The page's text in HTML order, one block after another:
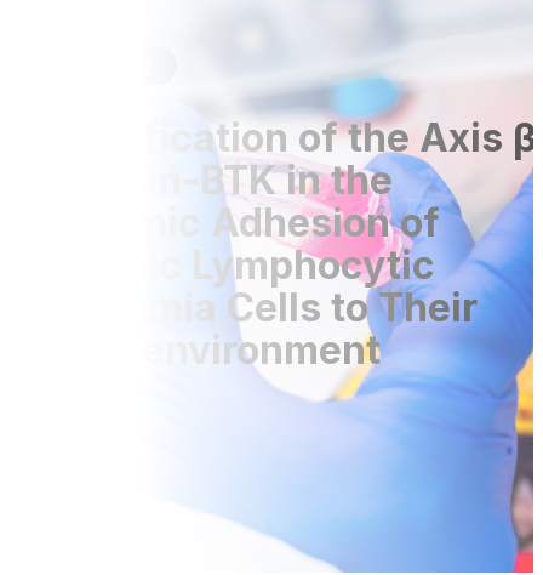
Identification of the Axis
Catenin-BTK in the
Dynamic Adhesion of
Chronic Lymphocytic
Leukemia Cells to Their
Microenvironment